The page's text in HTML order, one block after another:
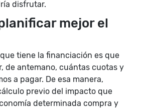
disfrutar.
mejor el
tiene la financiación es que
de antemano, cuántas cuotas y
a pagar. De esa manera,
previo del impacto que
determinada compra y